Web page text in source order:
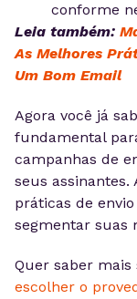
conforme
Leia também:
As Melhores
Um Bom Email
Agora você já
fundamental
campanhas de
seus assinantes.
práticas de
segmentar suas
Quer saber mais
escolher o